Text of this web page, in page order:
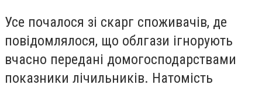
Усе почалося зі скарг споживачів, де
повідомлялося, що облгази ігнорують
вчасно передані домогосподарствами
показники лічильників. Натомість